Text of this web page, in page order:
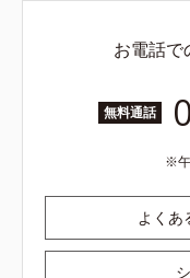
お電話で
無料通話
よくあ